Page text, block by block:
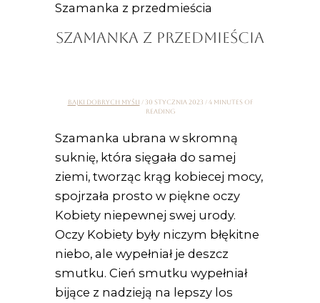
Szamanka z przedmieścia
SZAMANKA Z PRZEDMIEŚCIA
BAJKI DOBRYCH MYŚLI / 30 stycznia 2023 / 4 minutes of
reading
Szamanka ubrana w skromną
suknię, która sięgała do samej
ziemi, tworząc krąg kobiecej mocy,
spojrzała prosto w piękne oczy
Kobiety niepewnej swej urody.
Oczy Kobiety były niczym błękitne
niebo, ale wypełniał je deszcz
smutku. Cień smutku wypełniał
bijące z nadzieją na lepszy los